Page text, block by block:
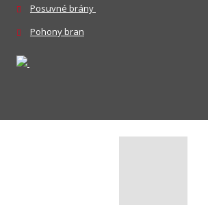
Posuvné brány
Pohony bran